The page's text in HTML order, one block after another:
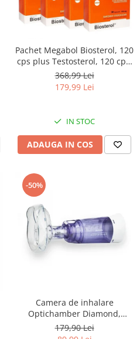
Pachet Megabol Biosterol, 120
cps plus Testosterol, 120 cps,
stimulare testosteron si
hormon de crestere, inhibare
estrogen
368,99 Lei
179,99 Lei
IN STOC
ADAUGA IN COS
-50%
Camera de inhalare
Optichamber Diamond,
Philips Respironics, cu masca
1-5 ani
179,90 Lei